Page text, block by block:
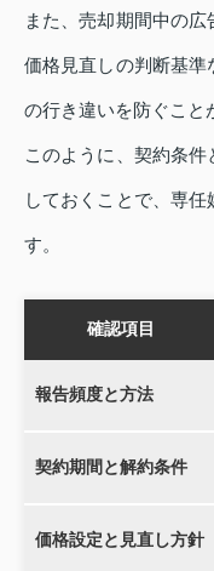
また、売却期間中の広
価格見直しの判断基準
の行き違いを防ぐこと
このように、契約条
しておくことで、専
す。
確認項目
報告頻度と方法
契約期間と解約条件
価格設定と見直し方針